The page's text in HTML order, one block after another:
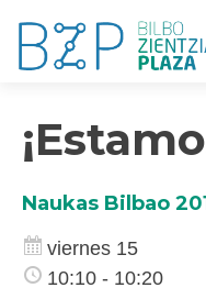
Naukas Bilbao
viernes 15
10:10 - 10:20